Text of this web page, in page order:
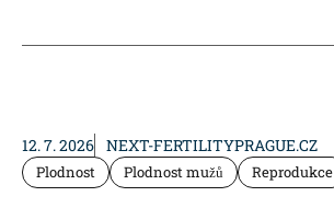
12. 7. 2026 NEXT-FERTILITYPRAGUE.CZ
Plodnost Plodnost mužů Reprodukce